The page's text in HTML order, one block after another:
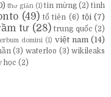
thư giản (1) tin mừng (2) tình
(49) tổ tiên (6) tội (7)
tư (28) trung quốc (2)
domini (1) việt nam (14)
(3) waterloo (3) wikileaks
học (2)